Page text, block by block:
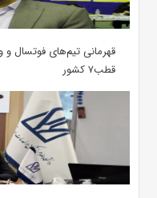
قهرمانی تیم‌های فوتسال و
قطب۷ کشور